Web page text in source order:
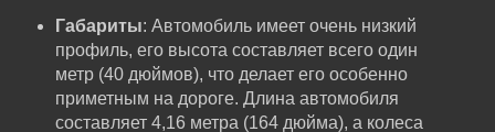
Габариты: Автомобиль имеет очень низкий
профиль, его высота составляет всего один
метр (40 дюймов), что делает его особенно
приметным на дороге. Длина автомобиля
составляет 4,16 метра (164 дюйма), а колеса